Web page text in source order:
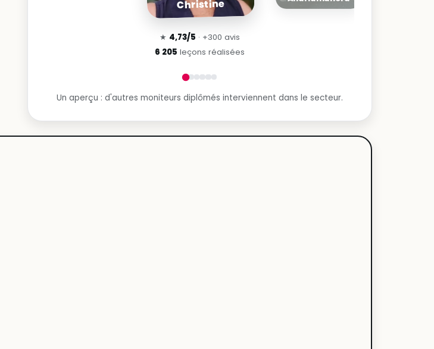
Christine
★ 4,73/5 · +300 avis
6 205 leçons réalisées
Un aperçu : d'autres moniteurs diplômés interviennent dans le secteur.